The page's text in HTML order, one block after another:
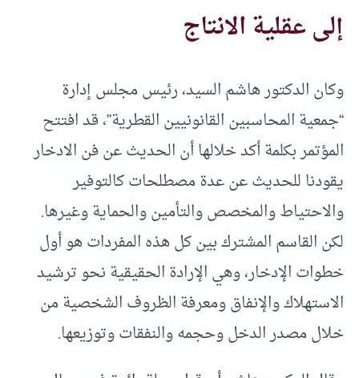
إلى عقلية الانتاج
وكان الدكتور هاشم السيد، رئيس مجلس إدارة
“جمعية المحاسبين القانونيين القطرية”، قد افتتح
المؤتمر بكلمة أكد خلالها أن الحديث عن فن الادخار
يقودنا للحديث عن عدة مصطلحات كالتوفير
والاحتياط والمخصص والتأمين والحماية وغيرها.
لكن القاسم المشترك بين كل هذه المفردات هو أول
خطوات الإدخار، وهي الإرادة الحقيقية نحو ترشيد
الاستهلاك والإنفاق ومعرفة الظروف الشخصية من
خلال مصدر الدخل وحجمه والنفقات وتوزيعها.